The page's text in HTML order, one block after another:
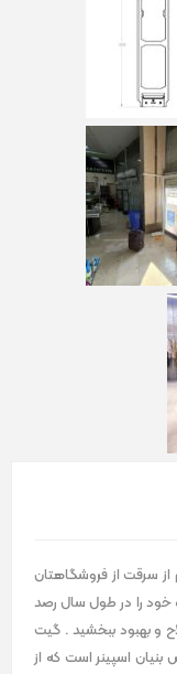
سرقت از فروشگاهتان
خود را در طول سال رصد
و بهبود ببخشید . گیت
اسپینر است که از